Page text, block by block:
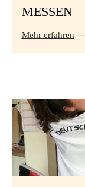
MESSEN
Mehr erfahren